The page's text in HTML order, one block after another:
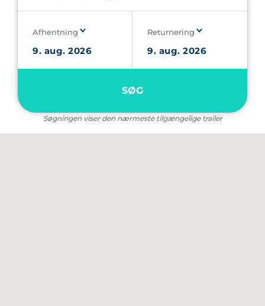
Afhentning Returnering
SØG
Søgningen viser den nærmeste tilgængelige trailer